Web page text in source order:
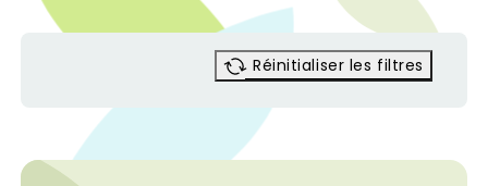
Réinitialiser les filtres